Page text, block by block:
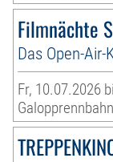
Filmnächte
Das Open-
Fr, 10.07.2026